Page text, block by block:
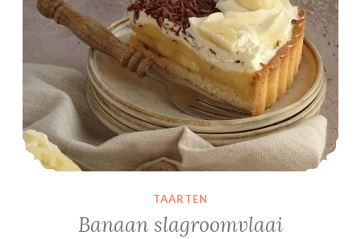
j
e
s
c
a
k
e
r
o
TAARTEN
Banaan slagroomvlaai